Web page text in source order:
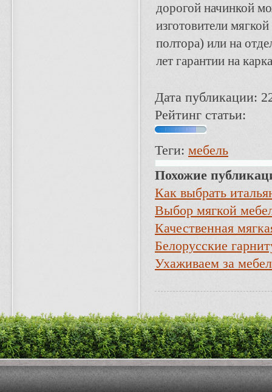
дорогой начинкой
изготовители
полтора) или на
лет гарантии на
Дата публикации:
Рейтинг статьи:
Теги: мебель
Похожие
Как выбрать
Выбор мягкой
Качественная
Белорусские
Ухаживаем за